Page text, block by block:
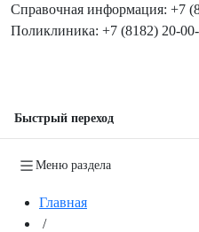
Справочная информация: +7
Поликлиника: +7 (8182) 20-
Быстрый переход
Меню раздела
Главная
/